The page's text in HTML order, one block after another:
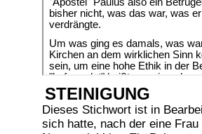
STEINIGUNG
Dieses Stichwort ist in
sich hatte, nach der eine